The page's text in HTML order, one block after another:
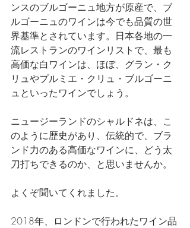
ンスのブルゴーニュ地方が原産で、ブ
ルゴーニュのワインは今でも品質の世
界基準とされています。日本各地の一
流レストランのワインリストで、最も
高価な白ワインは、ほぼ、グラン・ク
リュやプルミエ・クリュ・ブルゴーニ
ュといったワインでしょう。
ニュージーランドのシャルドネは、こ
のように歴史があり、伝統的で、ブラ
ンド力のある高価なワインに、どう太
刀打ちできるのか、と思いませんか。
よくぞ聞いてくれました。
2018年、ロンドンで行われたワイン品